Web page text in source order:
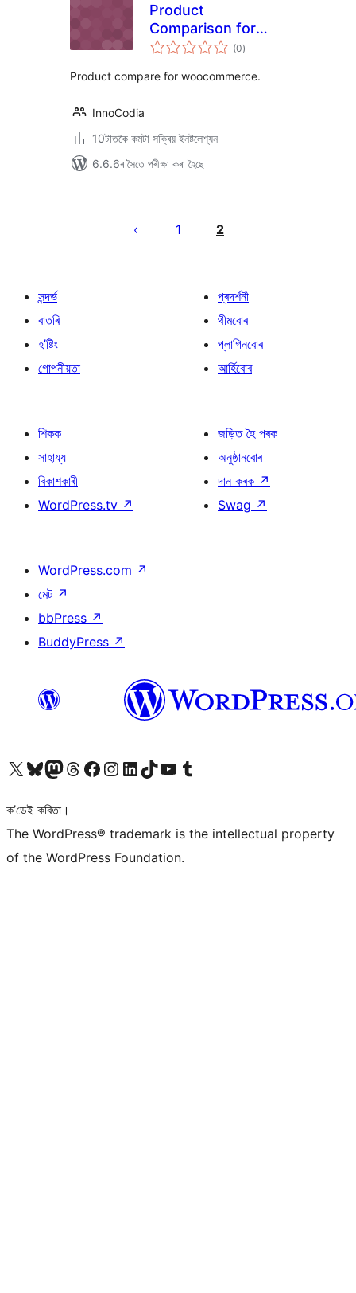
Product
Comparison for
WooCommerce
(0টা
মুঠ)
Product compare for woocommerce.
InnoCodia
10টাতকৈ কমটা সক্ৰিয় ইনষ্টলেশ্যন
6.6.6ৰ সৈতে পৰীক্ষা কৰা হৈছে
1 2
সন্দৰ্ভ
বাতৰি
হ’ষ্টিং
গোপনীয়তা
প্ৰদৰ্শনী
থীমবোৰ
প্লাগিনবোৰ
আৰ্হিবোৰ
শিকক
সাহায্য
বিকাশকাৰী
WordPress.tv ↗
জড়িত হৈ পৰক
অনুষ্ঠানবোৰ
দান কৰক ↗
Swag ↗
WordPress.com ↗
মেট ↗
bbPress ↗
BuddyPress ↗
আমাৰ X (আগৰ Twitter) একাউণ্টলৈ যাওকআমাৰ Bluesky একাউণ্টলৈ যাওকআমাৰ Mastodon একাউণ্টলৈ যাওকআমাৰ Threads একাউণ্টলৈ যাওকআমাৰ Facebook পৃষ্ঠালৈ যাওকআমাৰ Instagram একাউণ্টলৈ যাওকআমাৰ LinkedIn একাউণ্টলৈ যাওকআমাৰ TikTok একাউণ্টলৈ যাওকআমাৰ YouTube চেনেললৈ যাওকআমাৰ Tumblr একাউণ্টলৈ যাওক
ক’ডেই কবিতা।
The WordPress® trademark is the intellectual property
of the WordPress Foundation.